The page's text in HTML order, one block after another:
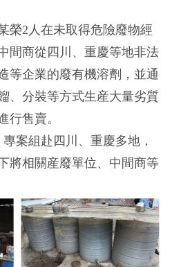
2人在未取得危險廢物經
間商從四川、重慶等地非法
等企業的廢有機溶劑，並通
、分裝等方式生産大量劣質
行售賣。
案組赴四川、重慶多地，
將相關産廢單位、中間商等